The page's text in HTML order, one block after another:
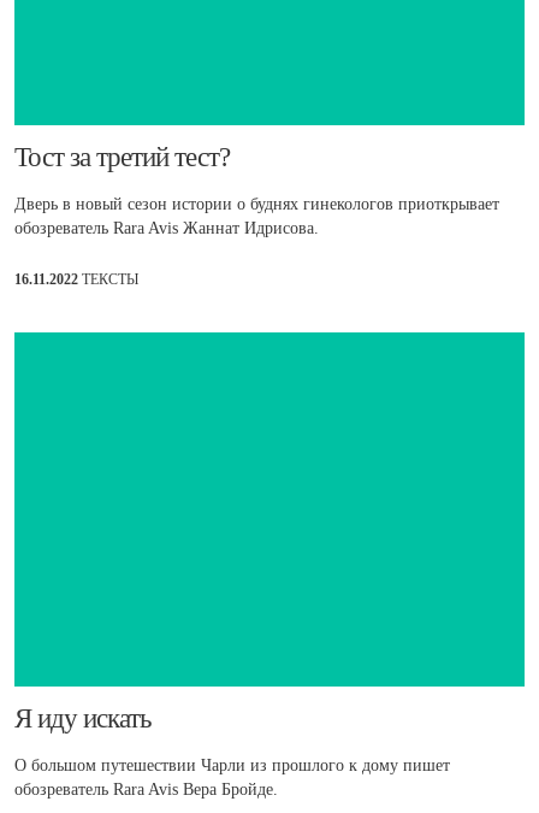
​Тост за третий тест?
Дверь в новый сезон истории о буднях гинекологов приоткрывает
обозреватель Rara Avis Жаннат Идрисова.
16.11.2022 ТЕКСТЫ
​Я иду искать
О большом путешествии Чарли из прошлого к дому пишет
обозреватель Rara Avis Вера Бройде.